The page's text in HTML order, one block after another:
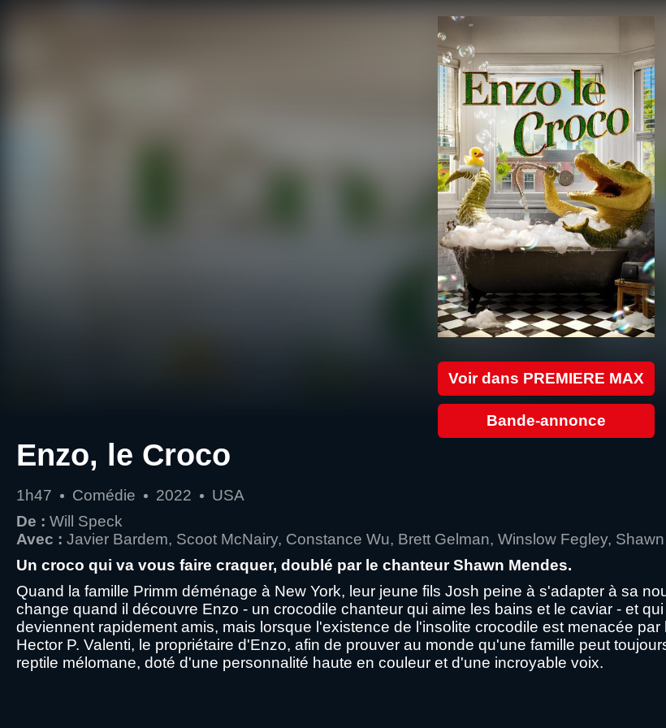
Voir dans PREMIERE MAX
Bande-annonce
Enzo, le Croco
1h47 Comédie 2022
USA
De : Will Speck
Avec : Javier Bardem, Scoot McNairy, Constance Wu, Brett Gelman, Winslow Fegley,
Un croco qui va vous faire craquer, doublé par le chanteur Shawn Mendes.
Quand la famille Primm déménage à New York, leur jeune fils Josh peine à s'adapter à sa
change quand il découvre Enzo - un crocodile chanteur qui aime les bains et le caviar - et
deviennent rapidement amis, mais lorsque l'existence de l'insolite crocodile est menacée
Hector P. Valenti, le propriétaire d'Enzo, afin de prouver au monde qu'une famille peut
reptile mélomane, doté d'une personnalité haute en couleur et d'une incroyable voix.